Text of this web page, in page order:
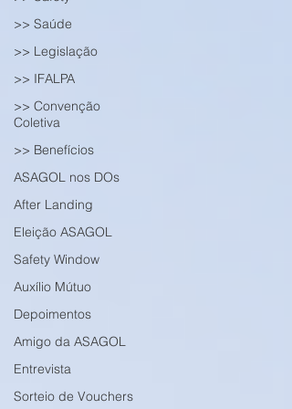
>> Saúde
>> Legislação
>> IFALPA
>> Convenção
Coletiva
>> Benefícios
ASAGOL nos DOs
After Landing
Eleição ASAGOL
Safety Window
Auxílio Mútuo
Depoimentos
Amigo da ASAGOL
Entrevista
Sorteio de Vouchers